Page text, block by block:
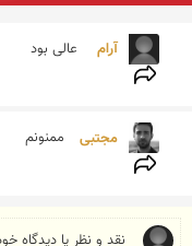
آرام عالی بود
مجتبی ممنونم